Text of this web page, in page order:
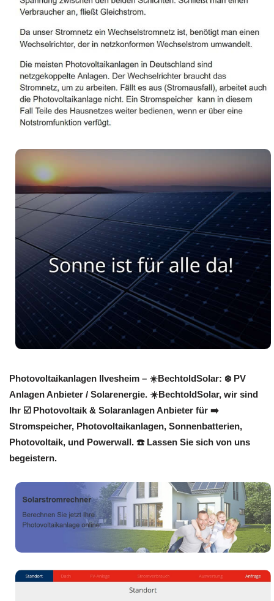
Photovoltaikanlagen Ilvesheim – ☀️BechtoldSolar: ❄️ PV
Anlagen Anbieter / Solarenergie. ☀️BechtoldSolar, wir sind
Ihr ☑️ Photovoltaik & Solaranlagen Anbieter für ➡️
Stromspeicher, Photovoltaikanlagen, Sonnenbatterien,
Photovoltaik, und Powerwall. ☎️ Lassen Sie sich von uns
begeistern.